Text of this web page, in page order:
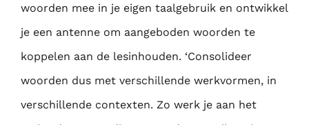
woorden mee in je eigen taalgebruik en ontwikkel
je een antenne om aangeboden woorden te
koppelen aan de lesinhouden. ‘Consolideer
woorden dus met verschillende werkvormen, in
verschillende contexten. Zo werk je aan het